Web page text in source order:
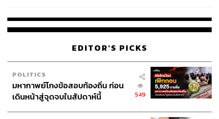
EDITOR'S PICKS
POLITICS
มหากาพย์โกงข้อสอบท้องถิ่น ก่อน
เดินหน้าสู่จุดจบในสัปดาห์นี้
549